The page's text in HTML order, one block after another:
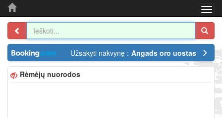
Užsakyti nakvynę : Angads oro uostas
Rėmėjų nuorodos